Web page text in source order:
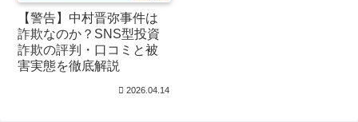
【警告】中村晋弥事件は
詐欺なのか？SNS型投資
詐欺の評判・口コミと被
害実態を徹底解説
2026.04.14